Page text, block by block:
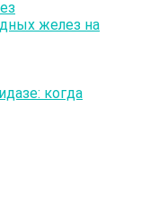
желез на
когда